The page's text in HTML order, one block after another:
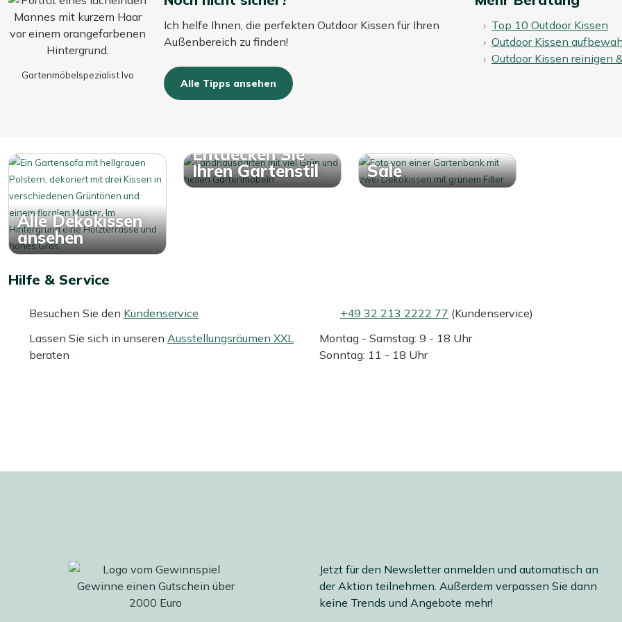
Gartenmöbelspezialist Ivo
Ich helfe Ihnen, die perfekten Outdoor Kissen für Ihren
Außenbereich zu finden!
Alle Tipps ansehen
Top 10 Outdoor Kissen
Outdoor Kissen
Outdoor Kissen reinigen
Alle Dekokissen
ansehen
Entdecken Sie
Ihren Gartenstil
Sale
Hilfe & Service
Besuchen Sie den Kundenservice
Lassen Sie sich in unseren Ausstellungsräumen XXL
beraten
+49 32 213 2222 77 (Kundenservice)
Montag - Samstag: 9 - 18 Uhr
Sonntag: 11 - 18 Uhr
Jetzt für den Newsletter anmelden und automatisch an
der Aktion teilnehmen. Außerdem verpassen Sie dann
keine Trends und Angebote mehr!